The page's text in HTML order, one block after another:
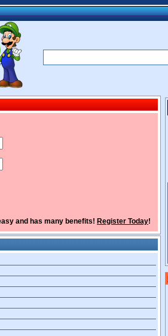
and has many benefits! Register Today!